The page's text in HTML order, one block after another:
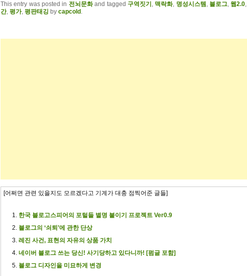
This entry was posted in 전뇌문화and tagged 구역짓기 , 맥락화, 명성시스템 , 블로그,웹2.0,
간, 평가, 평판태깅 by capcold .
[어쩌면 관련 있을지도 모르겠다고 기계가 대충 점찍어준 글들]
한국 블로고스피어의 포털들 별명 붙이기 프로젝트 Ver0.9
블로그의 ‘쇠퇴’에 관한 단상
레진 사건, 표현의 자유의 상품 가치
네이버 블로그 쓰는 당신! 사기당하고 있다니까! [펌글 포함]
블로그 디자인을 미묘하게 변경